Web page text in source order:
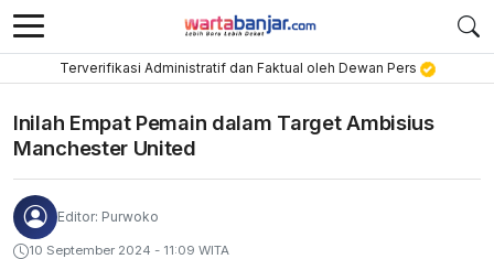
Terverifikasi Administratif dan Faktual oleh Dewan Pers
Inilah Empat Pemain dalam Target Ambisius
Manchester United
Editor: Purwoko
10 September 2024 - 11:09 WITA